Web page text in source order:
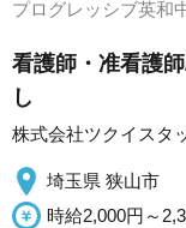
プログレッシブ英
看護師・准看護
し
株式会社ツクイスタ
埼玉県 狭山市
時給2,000円～